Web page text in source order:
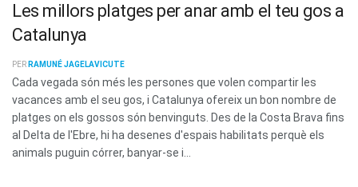
Les millors platges per anar amb el teu gos a
Catalunya
PER RAMUNÉ JAGELAVICUTE
Cada vegada són més les persones que volen compartir les
vacances amb el seu gos, i Catalunya ofereix un bon nombre de
platges on els gossos són benvinguts. Des de la Costa Brava fins
al Delta de l'Ebre, hi ha desenes d'espais habilitats perquè els
animals puguin córrer, banyar-se i...